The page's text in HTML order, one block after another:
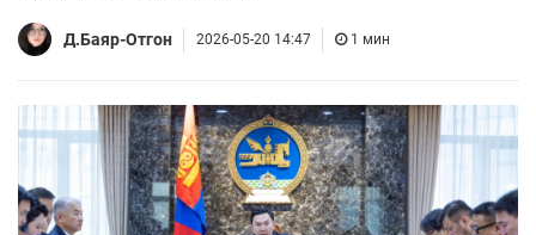
Д.Баяр-Отгон 2026-05-20 14:47 1 мин